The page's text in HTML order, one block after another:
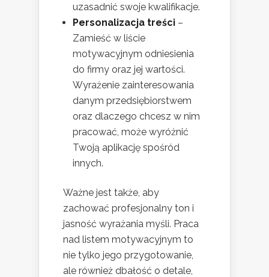
uzasadnić swoje kwalifikacje.
Personalizacja treści –
Zamieść w liście
motywacyjnym odniesienia
do firmy oraz jej wartości.
Wyrażenie zainteresowania
danym przedsiębiorstwem
oraz dlaczego chcesz w nim
pracować, może wyróżnić
Twoją aplikację spośród
innych.
Ważne jest także, aby
zachować profesjonalny ton i
jasność wyrażania myśli. Praca
nad listem motywacyjnym to
nie tylko jego przygotowanie,
ale również dbałość o detale,